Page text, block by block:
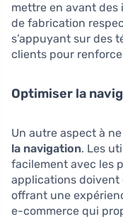
mettre en avant des
de fabrication
s’appuyant sur des
clients pour
Optimiser la
Un autre aspect à
la navigation. Les
facilement avec les
applications doivent
offrant une
e-commerce qui